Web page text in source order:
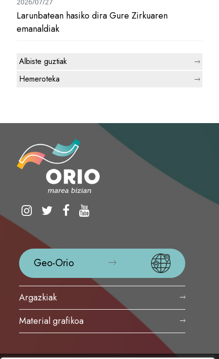
Larunbatean hasiko dira Gure Zirkuaren
emanaldiak
2026/07/27
Albiste guztiak
Hemeroteka
Geo-Orio
Argazkiak
Material grafikoa